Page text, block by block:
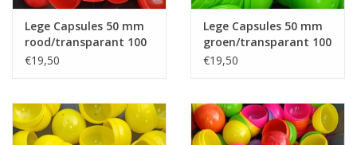
Lege Capsules 50 mm
rood/transparant 100
stuks
€19,50
Lege Capsules 50 mm
groen/transparant 100
stuks
€19,50